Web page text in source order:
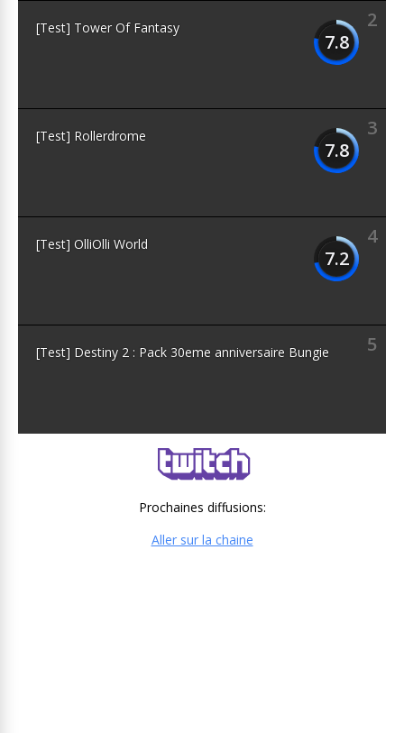
2
7.8
[Test] Tower Of Fantasy
3
7.8
[Test] Rollerdrome
4
7.2
[Test] OlliOlli World
5
[Test] Destiny 2 : Pack 30eme anniversaire Bungie
Prochaines diffusions:
Aller sur la chaine